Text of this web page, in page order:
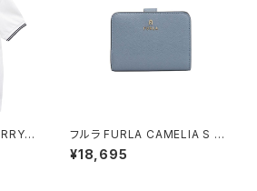
T
WHI
フルラ FURLA CAMELIA S C
OMPACT WALLETS 二つ折り
財布 wp00315-are000-435
¥18,695